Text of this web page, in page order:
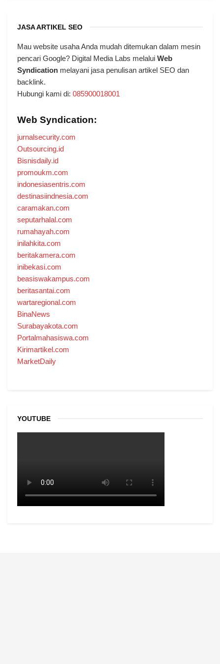
JASA ARTIKEL SEO
Mau website usaha Anda mudah ditemukan dalam mesin
pencari Google? Digital Media Labs melalui Web
Syndication melayani jasa penulisan artikel SEO dan
backlink.
Hubungi kami di: 085900018001
Web Syndication:
jurnalsecurity.com
Outsourcing.id
Bisnisdaily.id
promoukm.com
indonesiasentris.com
destinasiindnesia.com
caramakan.com
seputarhalal.com
rumahayah.com
inilahkita.com
beritakamera.com
inibekasi.com
beasiswakampus.com
beritasantai.com
wartaregional.com
BinaNews
Surabayakota.com
Portalmahasiswa.com
Kirimartikel.com
MarketDaily
YOUTUBE